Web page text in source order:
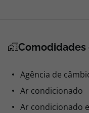
Agência de
Ar condicionado
Ar condicionado